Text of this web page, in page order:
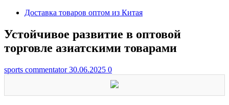
Доставка товаров оптом из Китая
Устойчивое развитие в оптовой
торговле азиатскими товарами
sports commentator30.06.2025 0